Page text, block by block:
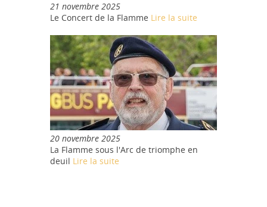
21 novembre 2025
Le Concert de la Flamme Lire la suite
20 novembre 2025
La Flamme sous l'Arc de triomphe en
deuil Lire la suite